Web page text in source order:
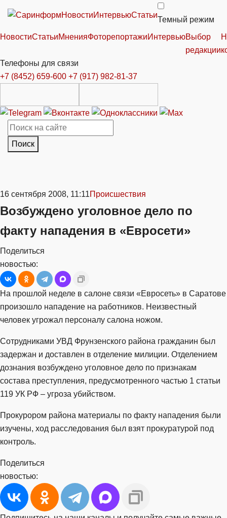
НовостиИнтервьюСтатьи
Темный режим
НовостиСтатьиМненияФоторепортажиИнтервьюВыбор
редакции
Телефоны для связи
+7 (8452) 659-600 +7 (917) 982-81-37
Поиск
16 сентября 2008, 11:11Происшествия
Возбуждено уголовное дело по
факту нападения в «Евросети»
Поделиться
новостью:
На прошлой неделе в салоне связи «Евросеть» в Саратове
произошло нападение на работников. Неизвестный
человек угрожал персоналу салона ножом.
Сотрудниками УВД Фрунзенского района гражданин был
задержан и доставлен в отделение милиции. Отделением
дознания возбуждено уголовное дело по признакам
состава преступления, предусмотренного частью 1 статьи
119 УК РФ – угроза убийством.
Прокурором района материалы по факту нападения были
изучены, ход расследования был взят прокуратурой под
контроль.
Поделиться
новостью: